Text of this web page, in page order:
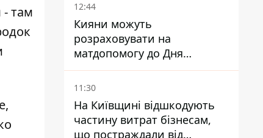
там
12:44
Кияни можуть
розраховувати на
матдопомогу до Дня
незалежності - кому її
дадуть
11:30
На Київщині відшкодують
частину витрат бізнесам,
що постраждали від